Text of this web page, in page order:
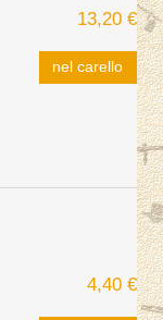
13,20 €
nel carello
4,40 €